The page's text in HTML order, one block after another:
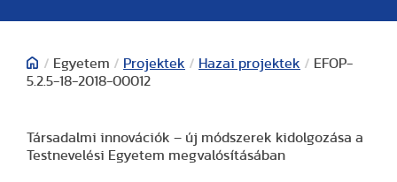
/ Egyetem / Projektek / Hazai projektek / EFOP-
5.2.5-18-2018-00012
Társadalmi innovációk – új módszerek kidolgozása a
Testnevelési Egyetem megvalósításában